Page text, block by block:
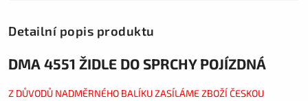
Detailní popis produktu
DMA 4551 ŽIDLE DO SPRCHY POJÍZDNÁ
Z DŮVODŮ NADMĚRNÉHO BALÍKU ZASÍLÁME ZBOŽÍ ČESKOU